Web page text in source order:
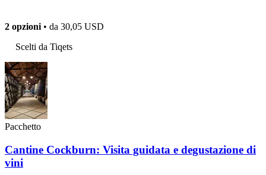
2 opzioni • da 30,05 USD
Scelti da Tiqets
Pacchetto
Cantine Cockburn: Visita guidata e degustazione di
vini